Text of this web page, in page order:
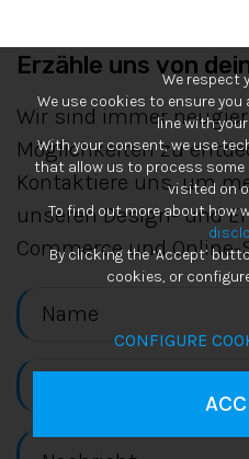
Erzähle uns von
Wir sind immer
Möglichkeiten zu
Kontaktiere uns, um
unseren Design- und
Commerce und
We respect
We use cookies to ensure
line with
With your consent, we use
that allow us to process
visited on
To find out more about how
By clicking the ‘Accept’
cookies, or
CONFIGURE